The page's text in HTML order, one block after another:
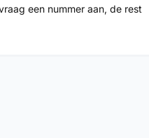
een nummer aan, de rest